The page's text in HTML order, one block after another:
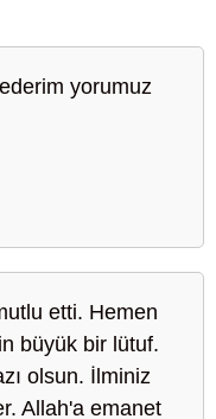
yorumuz
etti. Hemen
büyük bir lütuf.
olsun. İlminiz
Allah'a emanet